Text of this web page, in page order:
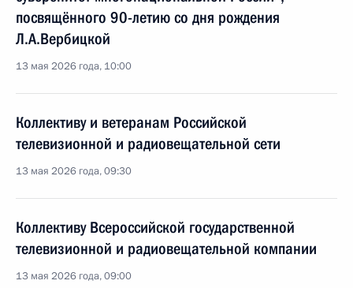
посвящённого 90-летию со дня рождения
Л.А.Вербицкой
13 мая 2026 года, 10:00
Коллективу и ветеранам Российской
телевизионной и радиовещательной сети
13 мая 2026 года, 09:30
Коллективу Всероссийской государственной
телевизионной и радиовещательной компании
13 мая 2026 года, 09:00